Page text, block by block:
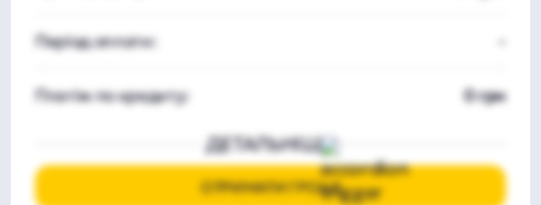
Період оплати:
Платіж по кредиту: 0 грн
ДЕТАЛЬНІШЕ
ОТРИМАТИ ГРОШІ